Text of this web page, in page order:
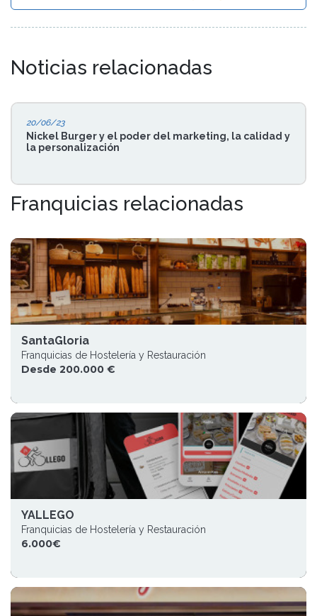
Noticias relacionadas
20/06/23
Nickel Burger y el poder del marketing, la calidad y
la personalización
Franquicias relacionadas
SantaGloria
Franquicias de Hostelería y Restauración
Desde 200.000 €
YALLEGO
Franquicias de Hostelería y Restauración
6.000€